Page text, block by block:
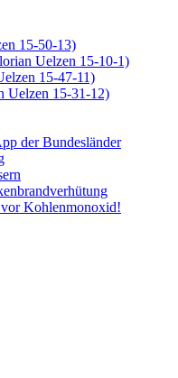
15-50-13)
Uelzen 15-10-1)
15-47-11)
Uelzen 15-31-12)
der Bundesländer
Kohlenmonoxid!